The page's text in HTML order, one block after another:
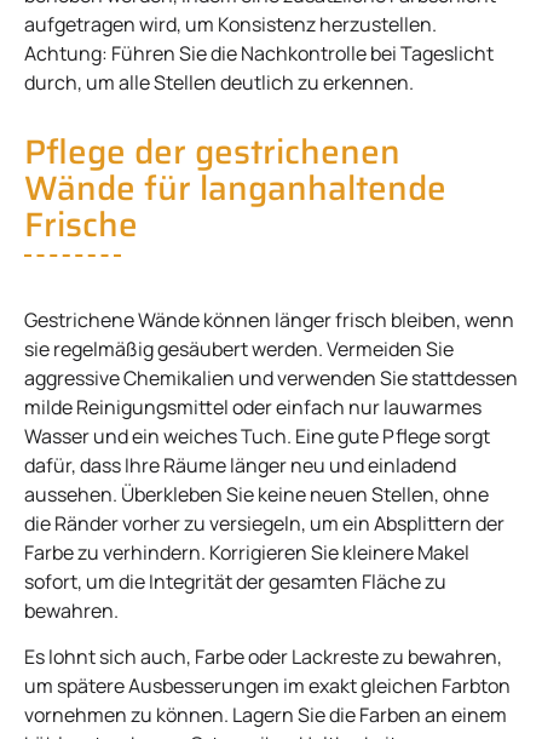
aufgetragen wird, um Konsistenz herzustellen.
Achtung: Führen Sie die Nachkontrolle bei Tageslicht
durch, um alle Stellen deutlich zu erkennen.
Pflege der gestrichenen
Wände für langanhaltende
Frische
Gestrichene Wände können länger frisch bleiben, wenn
sie regelmäßig gesäubert werden. Vermeiden Sie
aggressive Chemikalien und verwenden Sie stattdessen
milde Reinigungsmittel oder einfach nur lauwarmes
Wasser und ein weiches Tuch. Eine gute Pflege sorgt
dafür, dass Ihre Räume länger neu und einladend
aussehen. Überkleben Sie keine neuen Stellen, ohne
die Ränder vorher zu versiegeln, um ein Absplittern der
Farbe zu verhindern. Korrigieren Sie kleinere Makel
sofort, um die Integrität der gesamten Fläche zu
bewahren.
Es lohnt sich auch, Farbe oder Lackreste zu bewahren,
um spätere Ausbesserungen im exakt gleichen Farbton
vornehmen zu können. Lagern Sie die Farben an einem